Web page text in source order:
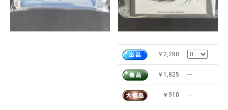
￥2,280
￥1,825 ---
￥910 ---